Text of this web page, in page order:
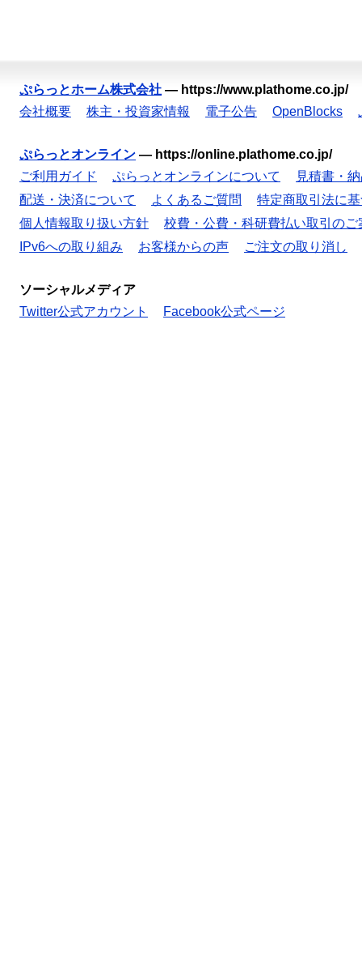
ぷらっとホーム株式会社 — https://www.plathome.co.jp/
会社概要
株主・投資家情報 電子公告 OpenBlocks
ぷらっとオンライン — https://online.plathome.co.jp/
ご利用ガイド
ぷらっとオンラインについて
見積書・
配送・決済について
よくあるご質問
特定商取引法に
個人情報取り扱い方針
校費・公費・科研費払い取引のご
IPv6への取り組み
お客様からの声 ご注文の取り消し
ソーシャルメディア
Twitter公式アカウント
Facebook公式ページ